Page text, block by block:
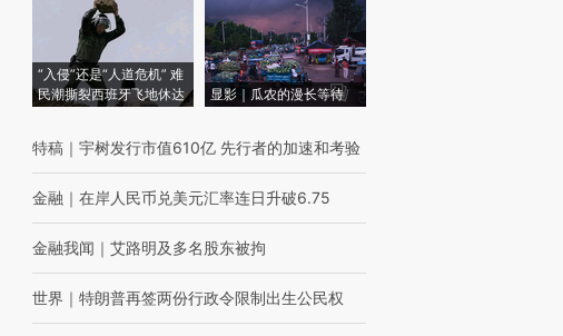
“入侵”还是“人道危机” 难
民潮撕裂西班牙飞地休达
显影｜瓜农的漫长等待
特稿 ｜ 宇树发行市值610亿 先行者的加速和考验
金融 ｜ 在岸人民币兑美元汇率连日升破6.75
金融我闻 ｜ 艾路明及多名股东被拘
世界 ｜ 特朗普再签两份行政令限制出生公民权